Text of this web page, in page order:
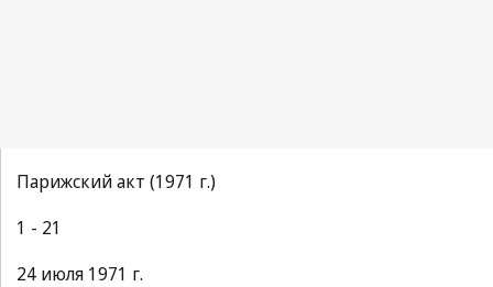
Парижский акт (1971 г.)
1 - 21
24 июля 1971 г.